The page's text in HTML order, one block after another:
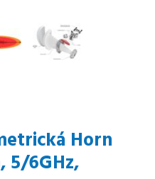
Horn
5/6GHz,